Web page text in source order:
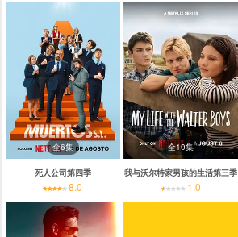
全6集
死人公司第四季
8.0
全10集
我与沃尔特家男孩的生活第三季
1.0